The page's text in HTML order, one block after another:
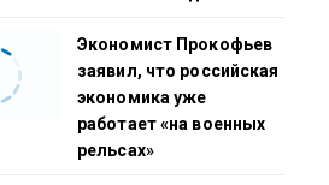
Экономист Прокофьев
заявил, что российская
экономика уже
работает «на военных
рельсах»